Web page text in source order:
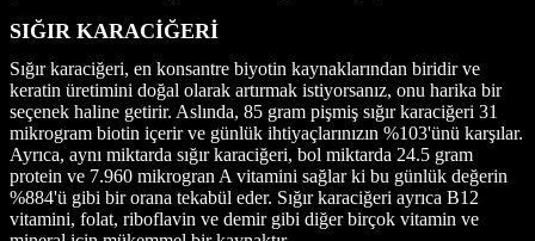
SIĞIR KARACİĞERİ
Sığır karaciğeri, en konsantre biyotin kaynaklarından biridir ve
keratin üretimini doğal olarak artırmak istiyorsanız, onu harika bir
seçenek haline getirir. Aslında, 85 gram pişmiş sığır karaciğeri 31
mikrogram biotin içerir ve günlük ihtiyaçlarınızın %103'ünü karşılar.
Ayrıca, aynı miktarda sığır karaciğeri, bol miktarda 24.5 gram
protein ve 7.960 mikrogran A vitamini sağlar ki bu günlük değerin
%884'ü gibi bir orana tekabül eder. Sığır karaciğeri ayrıca B12
vitamini, folat, riboflavin ve demir gibi diğer birçok vitamin ve